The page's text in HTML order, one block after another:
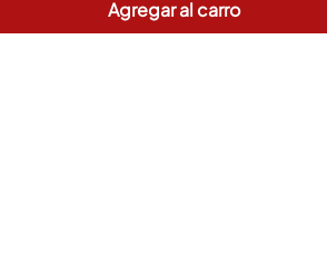
Agregar al carro